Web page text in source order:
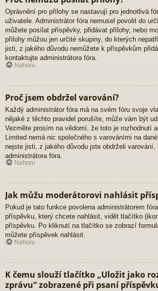
Oprávnění pro přílohy se nastavují pro jednotlivá
uživatele. Administrátor fóra nemusel povolit do
můžete posílat příspěvky, přidávat přílohy, nebo
přílohy můžou jen určité skupiny, do kterých
jisti, z jakého důvodu nemůžete k příspěvkům
kontaktujte administrátora fóra.
Nahoru
Proč jsem obdržel varování?
Každý administrátor fóra má na svém fóru svoje
nějaké z těchto pravidel porušíte, může vám být
Vezměte prosím na vědomí, že toto je rozhodnutí
Limited nemá nic společného s varováními na
nejste jisti, z jakého důvodu jste obdrželi varování,
administrátora fóra.
Nahoru
Jak můžu moderátorovi nahlásit
Pokud je tato funkce povolena administrátorem
příspěvku, který chcete nahlásit, vidět tlačítko
příspěvku. Po kliknutí na tlačítko se zobrazí
můžete příspěvek nahlásit.
Nahoru
K čemu slouží tlačítko „Uložit jako
zprávu“ zobrazené při psaní